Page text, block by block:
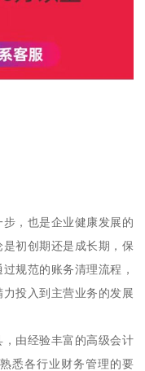
，也是企业健康发展的
初创期还是成长期，保
规范的账务清理流程，
投入到主营业务的发展
由经验丰富的高级会计
悉各行业财务管理的要